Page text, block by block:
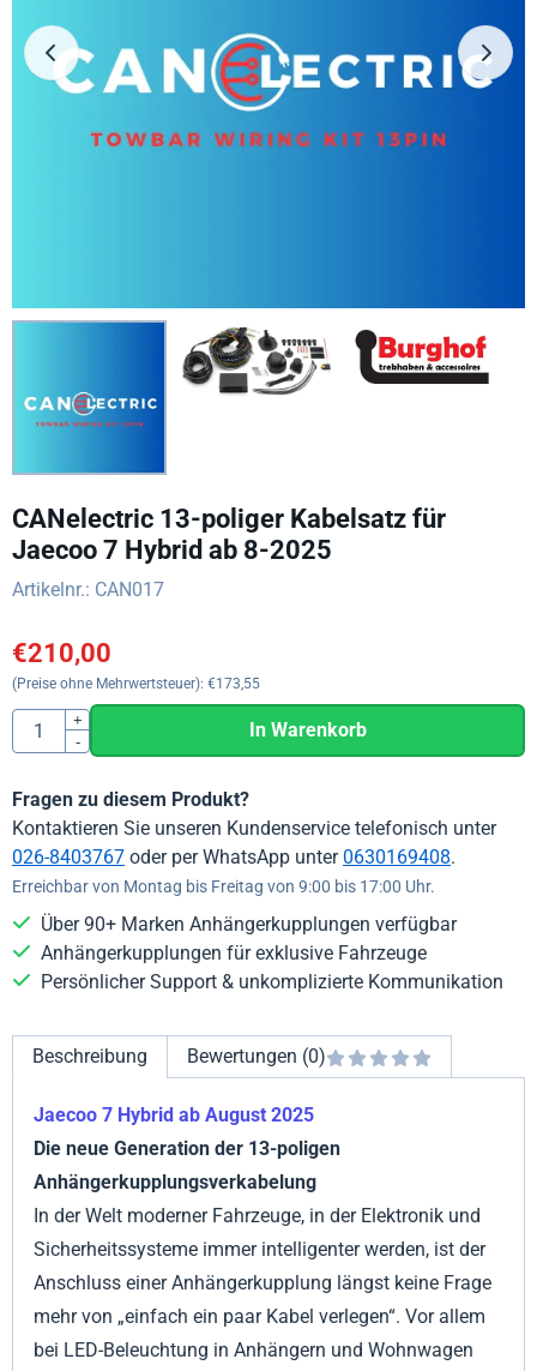
CANelectric 13-poliger Kabelsatz für
Jaecoo 7 Hybrid ab 8-2025
Artikelnr.: CAN017
€210,00
(Preise ohne Mehrwertsteuer): €173,55
Anzahl
+
-
In Warenkorb
Fragen zu diesem Produkt?
Kontaktieren Sie unseren Kundenservice telefonisch unter
026-8403767 oder per WhatsApp unter0630169408.
Erreichbar von Montag bis Freitag von 9:00 bis 17:00 Uhr.
Über 90+ Marken Anhängerkupplungen verfügbar
Anhängerkupplungen für exklusive Fahrzeuge
Persönlicher Support & unkomplizierte Kommunikation
Beschreibung Bewertungen (0)
Jaecoo 7 Hybrid ab August 2025
Die neue Generation der 13-poligen
Anhängerkupplungsverkabelung
In der Welt moderner Fahrzeuge, in der Elektronik und
Sicherheitssysteme immer intelligenter werden, ist der
Anschluss einer Anhängerkupplung längst keine Frage
mehr von „einfach ein paar Kabel verlegen“. Vor allem
bei LED-Beleuchtung in Anhängern und Wohnwagen